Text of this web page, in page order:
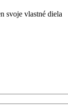
svoje vlastné diela